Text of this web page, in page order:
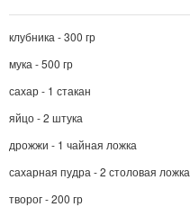
клубника - 300 гр
мука - 500 гр
сахар - 1 стакан
яйцо - 2 штука
дрожжи - 1 чайная ложка
сахарная пудра - 2 столовая ложка
творог - 200 гр